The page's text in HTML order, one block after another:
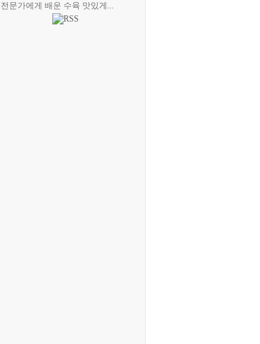
전문가에게 배운 수육 맛있게...